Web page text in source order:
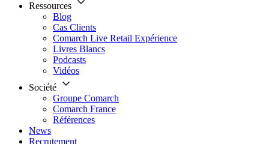
Ressources
Blog
Cas Clients
Comarch Live Retail Expérience
Livres Blancs
Podcasts
Vidéos
Société
Groupe Comarch
Comarch France
Références
News
Recrutement